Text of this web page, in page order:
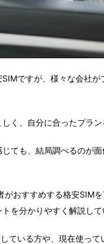
ですが、様々な会社が
く、自分に合ったプラ
ても、結局調べるのが
がおすすめする格安SIM
を分かりやすく解説して
ている方や、現在使っ